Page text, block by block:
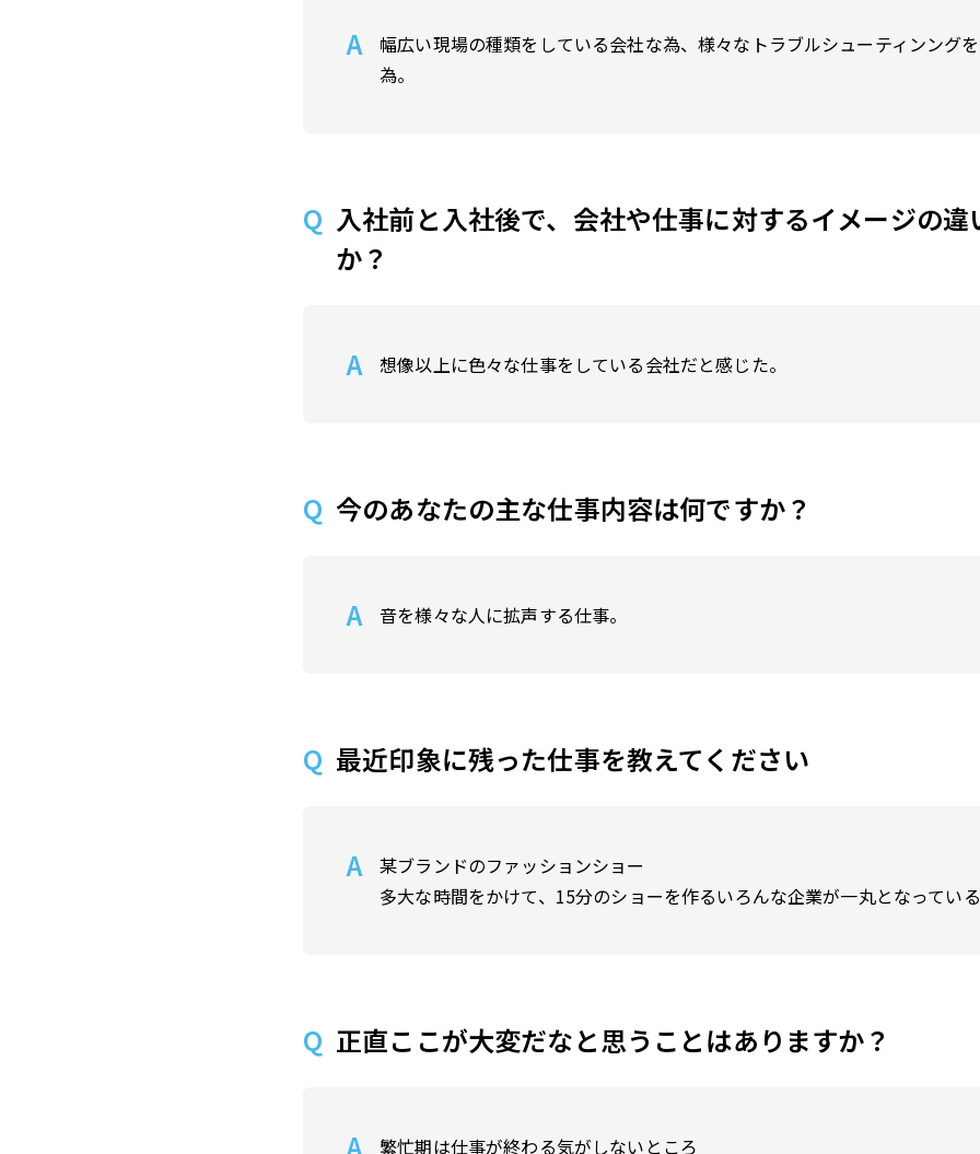
幅広い現場の種類をしている会社な為、様々なトラブルシューティンング
為。
入社前と入社後で、会社や仕事に対するイメージの違
か？
想像以上に色々な仕事をしている会社だと感じた。
今のあなたの主な仕事内容は何ですか？
音を様々な人に拡声する仕事。
最近印象に残った仕事を教えてください
某ブランドのファッションショー
多大な時間をかけて、15分のショーを作るいろんな企業が一丸となっている
正直ここが大変だなと思うことはありますか？
繁忙期は仕事が終わる気がしないところ